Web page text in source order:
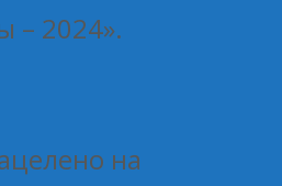
– 2024».
на